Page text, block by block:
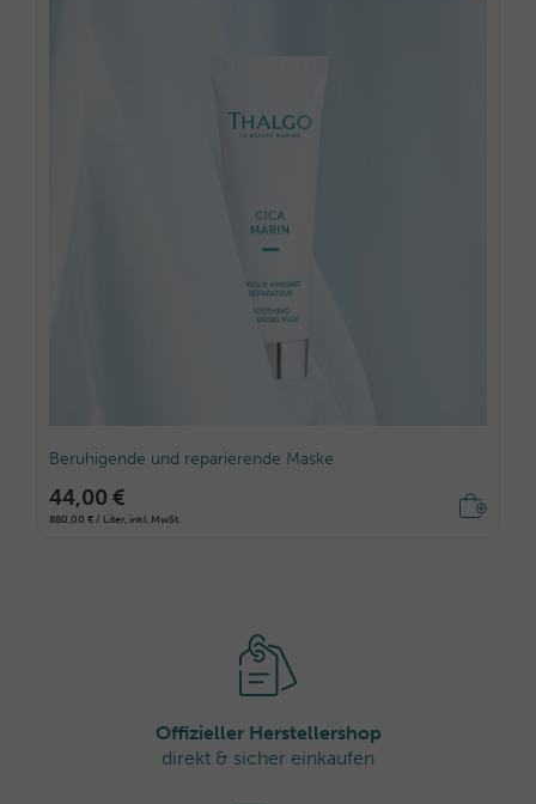
Beruhigende und reparierende Maske
44,00 €
880,00 € / Liter, inkl. MwSt.
Offizieller Herstellershop
direkt & sicher einkaufen